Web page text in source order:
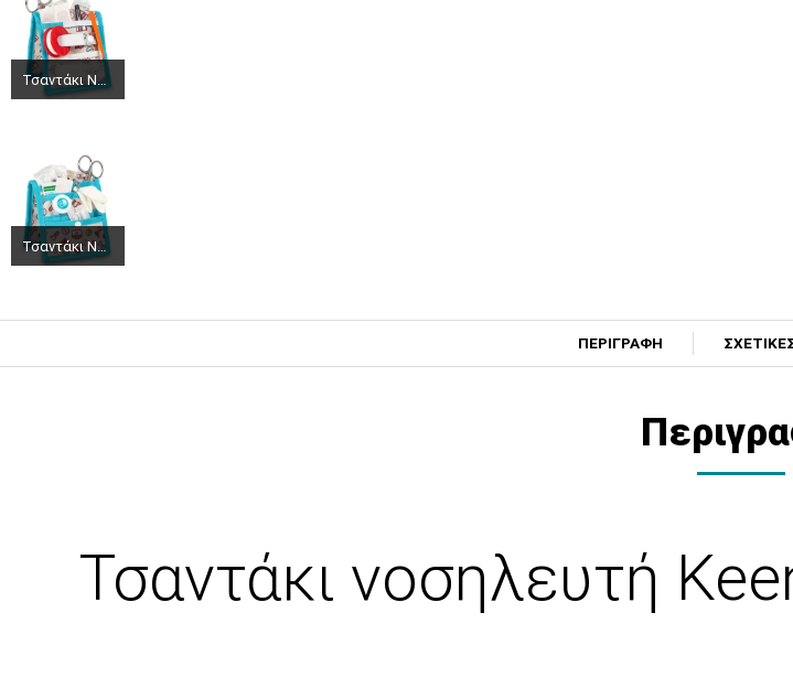
Τσαντάκι Νοσηλευτή KEEN'S EB06003 Μόκα
Τσαντάκι Νοσηλευτή KEEN'S EB06003 Μόκα
ΠΕΡΙΓΡΑΦΗ
Τσαντάκι νοσηλευτή